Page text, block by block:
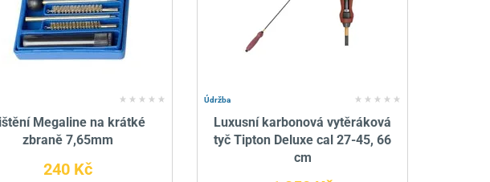
Megaline na krátké
zbraně 7,65mm
240 Kč
Údržba
Luxusní karbonová vytěráková
tyč Tipton Deluxe cal 27-45, 66
cm